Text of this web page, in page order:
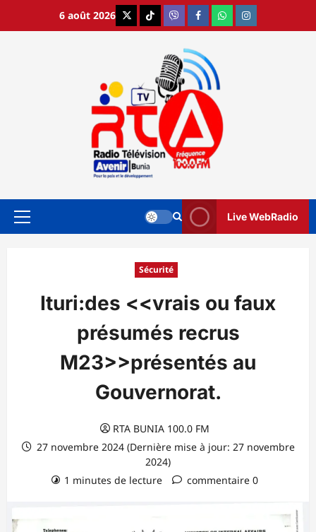
6 août 2026 X TikTokViber FacebookWhatsAppInstagram
Menu
Live WebRadio
Sécurité
Ituri:des <<vrais ou faux
présumés recrus
M23>>présentés au
Gouvernorat.
RTA BUNIA 100.0 FM
27 novembre 2024 (Dernière mise à jour: 27 novembre
2024)
1 minutes de lecture
commentaire 0